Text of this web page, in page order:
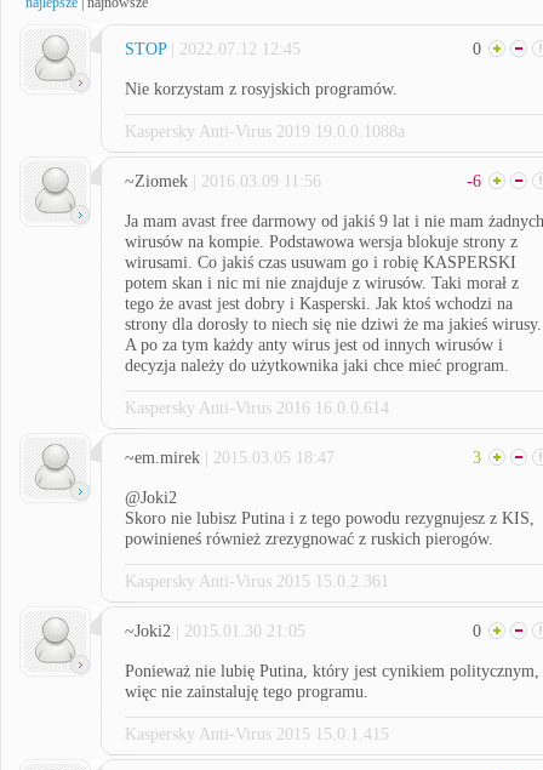
STOP | 2022.07.12 12:45 0
Nie korzystam z rosyjskich programów.
Kaspersky Anti-Virus 2019 19.0.0.1088a
~Ziomek | 2016.03.09 11:56 -6
Ja mam avast free darmowy od jakiś 9 lat i nie mam żadnych
wirusów na kompie. Podstawowa wersja blokuje strony z
wirusami. Co jakiś czas usuwam go i robię KASPERSKI
potem skan i nic mi nie znajduje z wirusów. Taki morał z
tego że avast jest dobry i Kasperski. Jak ktoś wchodzi na
strony dla dorosły to niech się nie dziwi że ma jakieś wirusy.
A po za tym każdy anty wirus jest od innych wirusów i
decyzja należy do użytkownika jaki chce mieć program.
Kaspersky Anti-Virus 2016 16.0.0.614
~em.mirek | 2015.03.05 18:47 3
@Joki2
Skoro nie lubisz Putina i z tego powodu rezygnujesz z KIS,
powinieneś również zrezygnować z ruskich pierogów.
Kaspersky Anti-Virus 2015 15.0.2.361
~Joki2 | 2015.01.30 21:05 0
Ponieważ nie lubię Putina, który jest cynikiem politycznym,
więc nie zainstaluję tego programu.
Kaspersky Anti-Virus 2015 15.0.1.415